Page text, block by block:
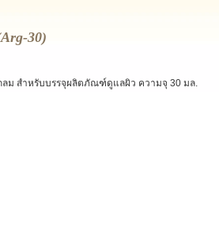
30)
ม สำหรับบรรจุผลิตภัณฑ์ดูแลผิว ความจุ 30 มล.